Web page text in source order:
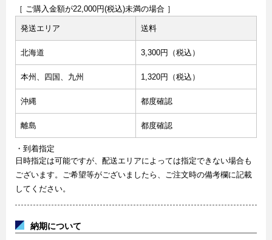
［ ご購入金額が22,000円(税込)未満の場合 ］
発送エリア 送料
北海道 3,300円（税込）
本州、四国、九州 1,320円（税込）
沖縄 都度確認
離島 都度確認
・到着指定
日時指定は可能ですが、配送エリアによっては指定できない場合も
ございます。ご希望等がございましたら、ご注文時の備考欄に記載
してください。
納期について